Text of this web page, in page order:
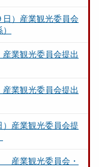
）産業観光委員会
業観光委員会提出
業観光委員会提出
産業観光委員会提
産業観光委員会・